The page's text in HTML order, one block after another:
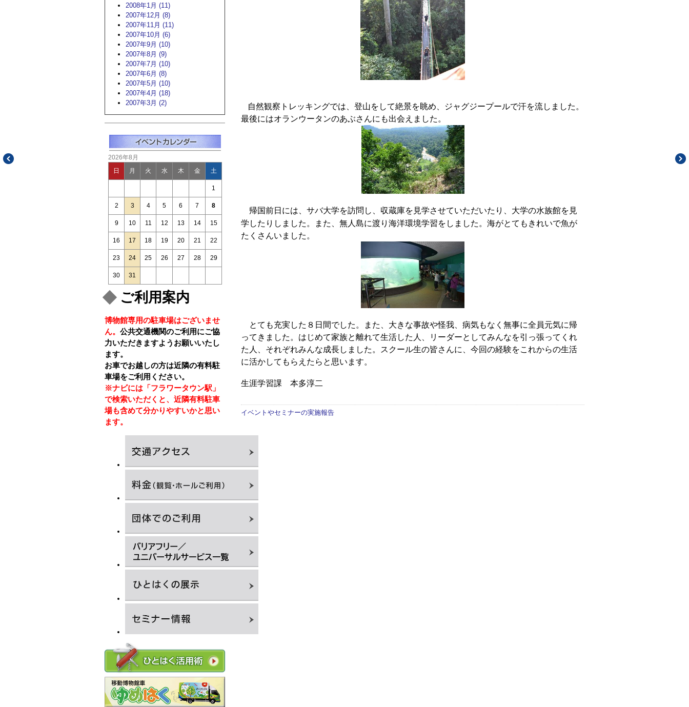
2008年1月 (11)
2007年12月 (8)
2007年11月 (11)
2007年10月 (6)
2007年9月 (10)
2007年8月 (9)
2007年7月 (10)
2007年6月 (8)
2007年5月 (10)
2007年4月 (18)
2007年3月 (2)
2026年8月
日 月 火 水 木 金 土
1
2 3 4 5 6 7 8
9 10 11 12 13 14 15
16 17 18 19 20 21 22
23 24 25 26 27 28 29
30 31
ご利用案内
博物館専用の駐車場はございませ
ん。 公共交通機関のご利用にご協
力いただきますようお願いいたし
ます。
お車でお越しの方は近隣の有料駐
車場をご利用ください。
※ナビには「フラワータウン駅」
で検索いただくと、近隣有料駐車
場も含めて分かりやすいかと思い
ます。
自然観察トレッキングでは、登山をして絶景を眺め、ジャグジープールで汗を流しました。
最後にはオランウータンのあぶさんにも出会えました。
帰国前日には、サバ大学を訪問し、収蔵庫を見学させていただいたり、大学の水族館を見
学したりしました。また、無人島に渡り海洋環境学習をしました。海がとてもきれいで魚が
たくさんいました。
とても充実した８日間でした。また、大きな事故や怪我、病気もなく無事に全員元気に帰
ってきました。はじめて家族と離れて生活した人、リーダーとしてみんなを引っ張ってくれ
た人、それぞれみんな成長しました。スクール生の皆さんに、今回の経験をこれからの生活
に活かしてもらえたらと思います。
生涯学習課 本多淳二
イベントやセミナーの実施報告